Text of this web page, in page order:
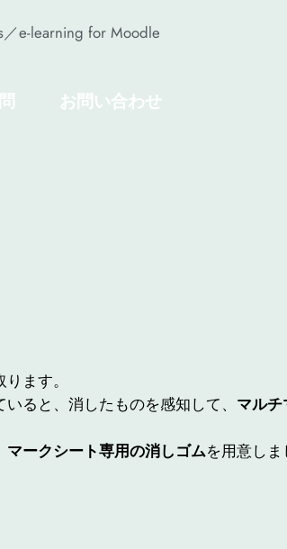
／e-learning for Moodle
お問い合わせ
ます。
ると、消したものを感知して、 マルチ
マークシート専用の消しゴムを用意し